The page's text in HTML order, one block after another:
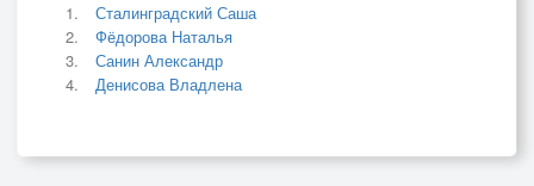
Сталинградский Саша
Фёдорова Наталья
Санин Александр
Денисова Владлена